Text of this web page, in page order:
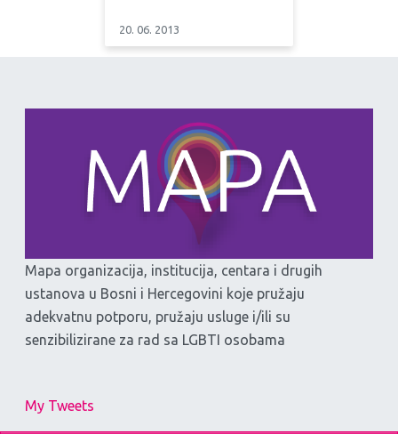
20. 06. 2013
Mapa organizacija, institucija, centara i drugih
ustanova u Bosni i Hercegovini koje pružaju
adekvatnu potporu, pružaju usluge i/ili su
senzibilizirane za rad sa LGBTI osobama
My Tweets